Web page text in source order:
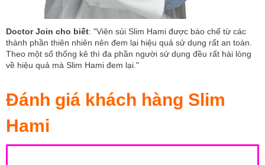
Doctor Join cho biết: "Viên sủi Slim Hami được bào chế từ các
thành phần thiên nhiên nên đem lại hiệu quả sử dụng rất an toàn.
Theo một số thống kê thì đa phần người sử dụng đều rất hài lòng
về hiệu quả mà Slim Hami đem lại."
Đánh giá khách hàng Slim
Hami